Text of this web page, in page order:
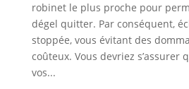
robinet le plus proche pour
dégel quitter. Par conséquent,
stoppée, vous évitant des
coûteux. Vous devriez s’assurer
vos...